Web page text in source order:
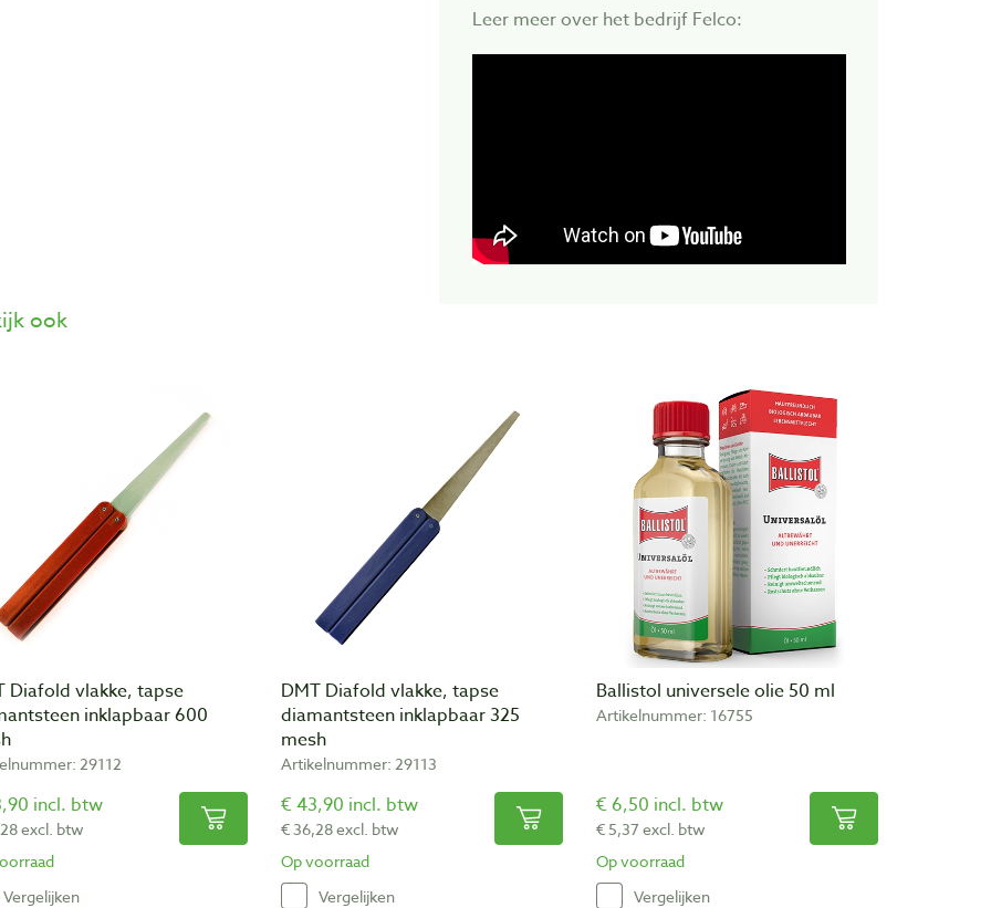
Leer meer over het bedrijf Felco:
ook
Diafold vlakke, tapse
inklapbaar 600
29112
incl. btw
excl. btw
Vergelijken
DMT Diafold vlakke, tapse
diamantsteen inklapbaar 325
mesh
Artikelnummer: 29113
€ 43,90 incl. btw
€ 36,28 excl. btw
Op voorraad
Vergelijken
Ballistol universele olie 50 ml
Artikelnummer: 16755
€ 6,50 incl. btw
€ 5,37 excl. btw
Op voorraad
Vergelijken